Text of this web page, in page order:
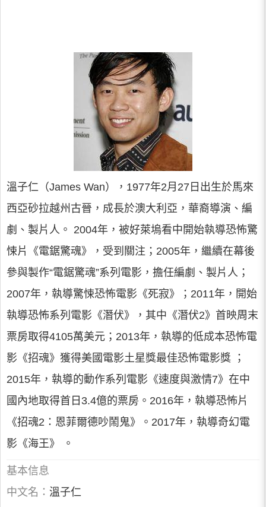
溫子仁（James Wan），1977年2月27日出生於馬來
西亞砂拉越州古晉，成長於澳大利亞，華裔導演、編
劇、製片人。 2004年，被好萊塢看中開始執導恐怖驚
悚片《電鋸驚魂》，受到關注；2005年，繼續在幕後
參與製作“電鋸驚魂”系列電影，擔任編劇、製片人；
2007年，執導驚悚恐怖電影《死寂》；2011年，開始
執導恐怖系列電影《潛伏》，其中《潛伏2》首映周末
票房取得4105萬美元；2013年，執導的低成本恐怖電
影《招魂》獲得美國電影土星獎最佳恐怖電影獎 ；
2015年，執導的動作系列電影《速度與激情7》在中
國內地取得首日3.4億的票房。2016年，執導恐怖片
《招魂2：恩菲爾德吵鬧鬼》。2017年，執導奇幻電
影《海王》 。
基本信息
中文名： 溫子仁